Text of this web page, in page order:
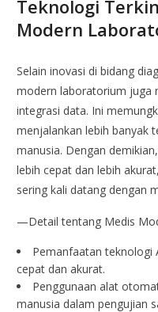
Teknologi
Modern
Selain inovasi di bidang
modern laboratorium juga
integrasi data. Ini
menjalankan lebih banyak
manusia. Dengan
lebih cepat dan lebih
sering kali datang dengan
—Detail tentang Medis
Pemanfaatan teknologi
cepat dan akurat.
Penggunaan alat
manusia dalam pengujian